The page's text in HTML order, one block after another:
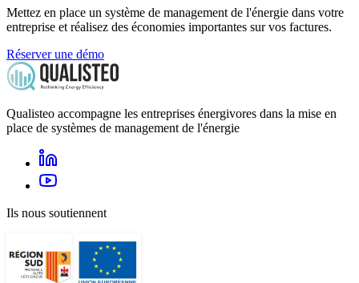
Mettez en place un système de management de l'énergie dans votre
entreprise et réalisez des économies importantes sur vos factures.
Réserver une démo
Qualisteo accompagne les entreprises énergivores dans la mise en
place de systèmes de management de l'énergie
Ils nous soutiennent